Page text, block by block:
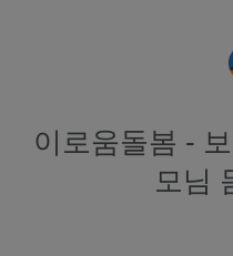
이로움돌봄 -
모님